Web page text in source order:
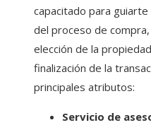
capacitado para guiarte
del proceso de
elección de la
finalización de la
principales atributos:
Servicio de